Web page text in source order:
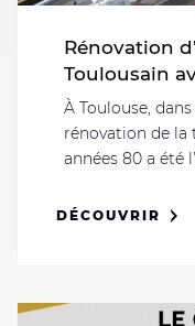
Rénovation
Toulousain
À Toulouse,
rénovation de la
années 80 a été
DÉCOUVRIR